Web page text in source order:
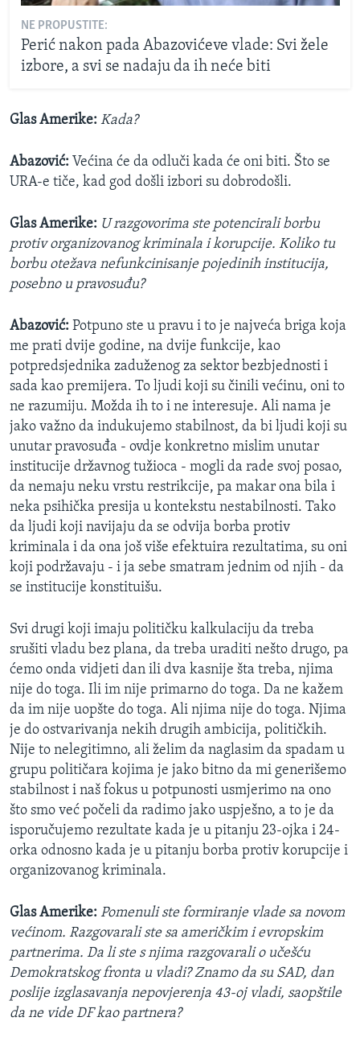
NE PROPUSTITE:
Perić nakon pada Abazovićeve vlade: Svi žele
izbore, a svi se nadaju da ih neće biti
Glas Amerike: Kada?
Abazović: Većina će da odluči kada će oni biti. Što se
URA-e tiče, kad god došli izbori su dobrodošli.
Glas Amerike: U razgovorima ste potencirali borbu
protiv organizovanog kriminala i korupcije. Koliko tu
borbu otežava nefunkcinisanje pojedinih institucija,
posebno u pravosuđu?
Abazović: Potpuno ste u pravu i to je najveća briga koja
me prati dvije godine, na dvije funkcije, kao
potpredsjednika zaduženog za sektor bezbjednosti i
sada kao premijera. To ljudi koji su činili većinu, oni to
ne razumiju. Možda ih to i ne interesuje. Ali nama je
jako važno da indukujemo stabilnost, da bi ljudi koji su
unutar pravosuđa - ovdje konkretno mislim unutar
institucije državnog tužioca - mogli da rade svoj posao,
da nemaju neku vrstu restrikcije, pa makar ona bila i
neka psihička presija u kontekstu nestabilnosti. Tako
da ljudi koji navijaju da se odvija borba protiv
kriminala i da ona još više efektuira rezultatima, su oni
koji podržavaju - i ja sebe smatram jednim od njih - da
se institucije konstituišu.
Svi drugi koji imaju političku kalkulaciju da treba
srušiti vladu bez plana, da treba uraditi nešto drugo, pa
ćemo onda vidjeti dan ili dva kasnije šta treba, njima
nije do toga. Ili im nije primarno do toga. Da ne kažem
da im nije uopšte do toga. Ali njima nije do toga. Njima
je do ostvarivanja nekih drugih ambicija, političkih.
Nije to nelegitimno, ali želim da naglasim da spadam u
grupu političara kojima je jako bitno da mi generišemo
stabilnost i naš fokus u potpunosti usmjerimo na ono
što smo već počeli da radimo jako uspješno, a to je da
isporučujemo rezultate kada je u pitanju 23-ojka i 24-
orka odnosno kada je u pitanju borba protiv korupcije i
organizovanog kriminala.
Glas Amerike: Pomenuli ste formiranje vlade sa novom
većinom. Razgovarali ste sa američkim i evropskim
partnerima. Da li ste s njima razgovarali o učešću
Demokratskog fronta u vladi? Znamo da su SAD, dan
poslije izglasavanja nepovjerenja 43-oj vladi, saopštile
da ne vide DF kao partnera?